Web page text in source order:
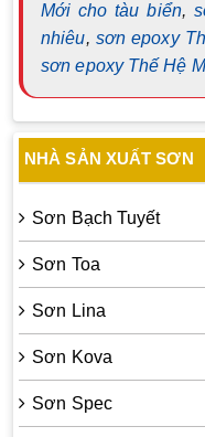
Mới cho tàu biển,
nhiêu, sơn epoxy
sơn epoxy Thế Hệ
NHÀ SẢN XUẤT SƠN
Sơn Bạch Tuyết
Sơn Toa
Sơn Lina
Sơn Kova
Sơn Spec